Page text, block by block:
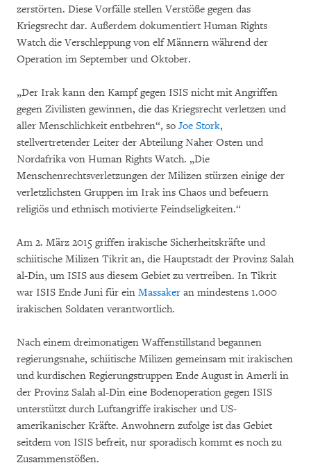
zerstörten. Diese Vorfälle stellen Verstöße gegen das
Kriegsrecht dar. Außerdem dokumentiert Human Rights
Watch die Verschleppung von elf Männern während der
Operation im September und Oktober.
„Der Irak kann den Kampf gegen ISIS nicht mit Angriffen
gegen Zivilisten gewinnen, die das Kriegsrecht verletzen und
aller Menschlichkeit entbehren“, so Joe Stork,
stellvertretender Leiter der Abteilung Naher Osten und
Nordafrika von Human Rights Watch. „Die
Menschenrechtsverletzungen der Milizen stürzen einige der
verletzlichsten Gruppen im Irak ins Chaos und befeuern
religiös und ethnisch motivierte Feindseligkeiten.“
Am 2. März 2015 griffen irakische Sicherheitskräfte und
schiitische Milizen Tikrit an, die Hauptstadt der Provinz Salah
al-Din, um ISIS aus diesem Gebiet zu vertreiben. In Tikrit
war ISIS Ende Juni für ein Massaker an mindestens 1.000
irakischen Soldaten verantwortlich.
Nach einem dreimonatigen Waffenstillstand begannen
regierungsnahe, schiitische Milizen gemeinsam mit irakischen
und kurdischen Regierungstruppen Ende August in Amerli in
der Provinz Salah al-Din eine Bodenoperation gegen ISIS
unterstützt durch Luftangriffe irakischer und US-
amerikanischer Kräfte. Anwohnern zufolge ist das Gebiet
seitdem von ISIS befreit, nur sporadisch kommt es noch zu
Zusammenstößen.